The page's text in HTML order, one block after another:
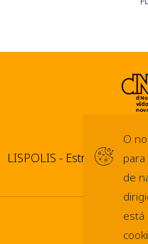
LISPOLIS - Estrada do
©
O
de
está